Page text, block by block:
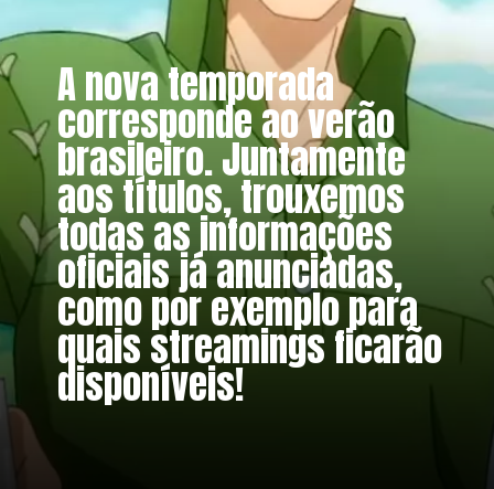
A nova temporada
corresponde ao verão
brasileiro. Juntamente
aos títulos, trouxemos
todas as informações
oficiais já anunciadas,
como por exemplo para
quais streamings ficarão
disponíveis!